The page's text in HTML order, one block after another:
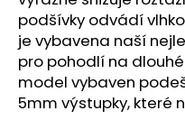
podšívky odvádí
je vybavena naší
pro pohodlí na
model vybaven
5mm výstupky, které
r
u
č
u
j